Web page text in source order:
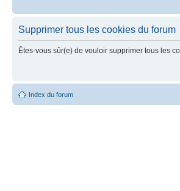
Supprimer tous les cookies du forum
Êtes-vous sûr(e) de vouloir supprimer tous les
Index du forum